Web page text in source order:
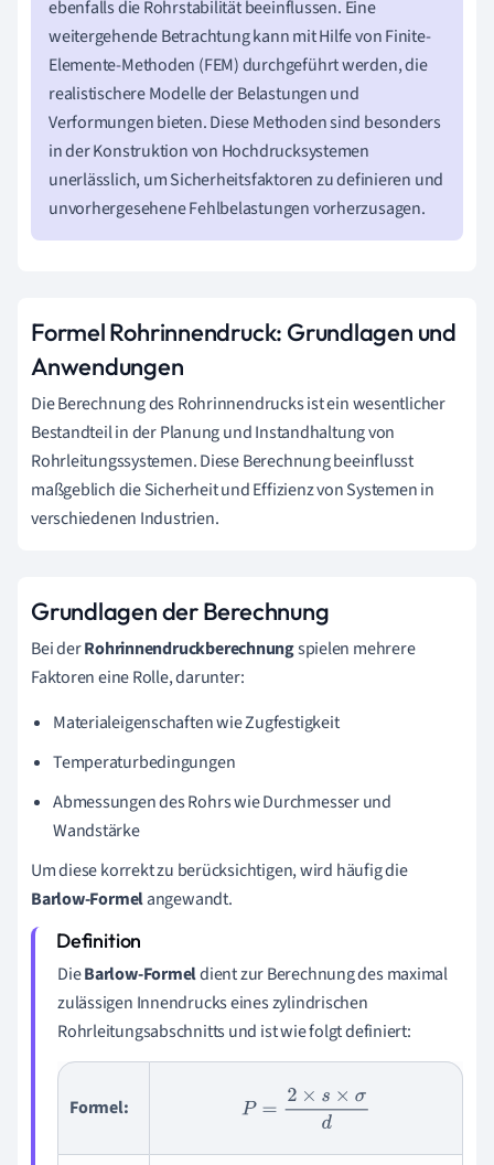
ebenfalls die Rohrstabilität beeinflussen. Eine
weitergehende Betrachtung kann mit Hilfe von Finite-
Elemente-Methoden (FEM) durchgeführt werden, die
realistischere Modelle der Belastungen und
Verformungen bieten. Diese Methoden sind besonders
in der Konstruktion von Hochdrucksystemen
unerlässlich, um Sicherheitsfaktoren zu definieren und
unvorhergesehene Fehlbelastungen vorherzusagen.
Formel Rohrinnendruck: Grundlagen und
Anwendungen
Die Berechnung des Rohrinnendrucks ist ein wesentlicher
Bestandteil in der Planung und Instandhaltung von
Rohrleitungssystemen. Diese Berechnung beeinflusst
maßgeblich die Sicherheit und Effizienz von Systemen in
verschiedenen Industrien.
Grundlagen der Berechnung
Bei derRohrinnendruckberechnungspielen mehrere
Faktoren eine Rolle, darunter:
Materialeigenschaften wie Zugfestigkeit
Temperaturbedingungen
Abmessungen des Rohrs wie Durchmesser und
Wandstärke
Um diese korrekt zu berücksichtigen, wird häufig die
Barlow-Formelangewandt.
DieBarlow-Formeldient zur Berechnung des maximal
zulässigen Innendrucks eines zylindrischen
Rohrleitungsabschnitts und ist wie folgt definiert:
Formel: P =2×s×σd